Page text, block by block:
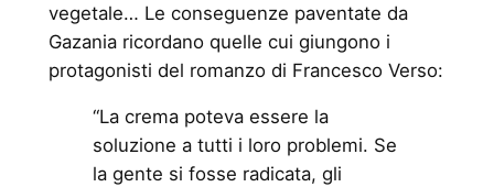
vegetale… Le conseguenze paventate da
Gazania ricordano quelle cui giungono i
protagonisti del romanzo di Francesco Verso:
“La crema poteva essere la
soluzione a tutti i loro problemi. Se
la gente si fosse radicata, gli